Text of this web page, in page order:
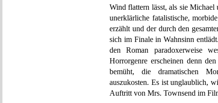
Wind flattern lässt, als sie
unerklärliche fatalistische,
erzählt und der durch den
sich im Finale in Wahnsinn
den Roman paradoxerweise
Horrorgenre erscheinen denn
bemüht, die dramatischen
auszukosten. Es ist unglaublich,
Auftritt von Mrs. Townsend im